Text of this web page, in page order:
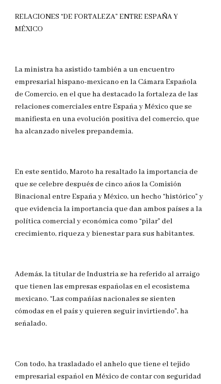
RELACIONES “DE FORTALEZA” ENTRE ESPAÑA Y
MÉXICO
La ministra ha asistido también a un encuentro
empresarial hispano-mexicano en la Cámara Española
de Comercio, en el que ha destacado la fortaleza de las
relaciones comerciales entre España y México que se
manifiesta en una evolución positiva del comercio, que
ha alcanzado niveles prepandemia.
En este sentido, Maroto ha resaltado la importancia de
que se celebre después de cinco años la Comisión
Binacional entre España y México, un hecho “histórico” y
que evidencia la importancia que dan ambos países a la
política comercial y económica como “pilar” del
crecimiento, riqueza y bienestar para sus habitantes.
Además, la titular de Industria se ha referido al arraigo
que tienen las empresas españolas en el ecosistema
mexicano. “Las compañías nacionales se sienten
cómodas en el país y quieren seguir invirtiendo”, ha
señalado.
Con todo, ha trasladado el anhelo que tiene el tejido
empresarial español en México de contar con seguridad